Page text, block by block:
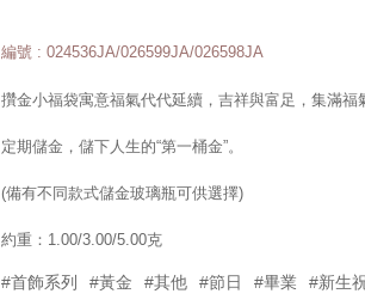
編號 : 024536JA/026599JA/026598JA
攢金小福袋寓意福氣代代延續，吉祥與富足，集滿福
定期儲金，儲下人生的“第一桶金”。
(備有不同款式儲金玻璃瓶可供選擇)
約重：1.00/3.00/5.00克
#首飾系列 #黃金 #其他 #節日 #畢業 #新生